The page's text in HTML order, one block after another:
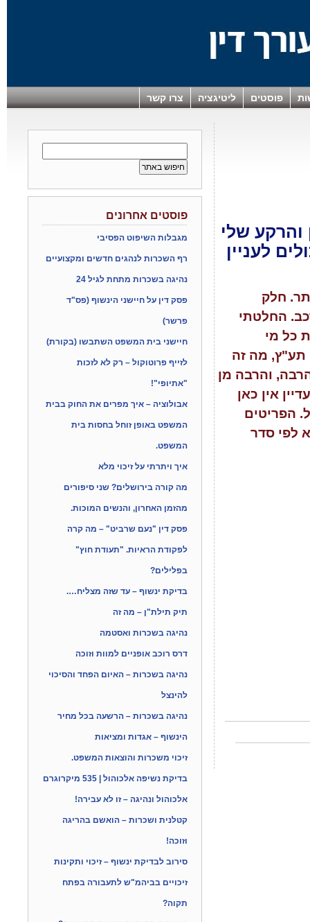
פוסטים ליטיגציה צרו קשר
והרקע שלי
לעניין
חלק
החלטתי
כל מי
תע"ץ, מה זה
והרבה מן
אין כאן
הפריטים
לפי סדר
פוסטים אחרונים
מגבלות השיפוט הפסיבי
רף השכרות לנהגים חדשים ומקצועיים
נהיגה בשכרות מתחת לגיל 24
פסק דין על חיישני הינשוף (פס"ד
פרשר)
חיישני בית המשפט השתבשו (בקורת)
לזייף פרוטוקול – רק לא לזכות
"אתיופי"!
אבולוציה – איך מפרים את החוק בבית
המשפט באופן זוחל בחסות בית
המשפט.
איך ויתרתי על זיכוי מלא
מה קורה בירושלים? שני סיפורים
מהזמן האחרון, והנשים המוכות.
פסק דין "נעם שרביט" – מה קרה
לפקודת הראיות. "תעודת חוץ"
בפלילים?
בדיקת ינשוף – עד שזה מצליח….
תיק תילת"ן – מה זה
נהיגה בשכרות ואסטמה
דרס רוכב אופניים למוות וזוכה
נהיגה בשכרות – האיום הפחד והסיכוי
להינצל
נהיגה בשכרות – הרשעה בכל מחיר
הינשוף – אגדות ומציאות
זיכוי משכרות והוצאות המשפט.
בדיקת נשיפה אלכוהול | 535 מיקרוגרם
אלכוהול ונהיגה – זו לא עבירה!
קטלנית ושכרות – הואשם בהריגה
וזוכה!
סירוב לבדיקת ינשוף – זיכוי ותקינות
זיכויים בביהמ"ש לתעבורה בפתח
תקוה?